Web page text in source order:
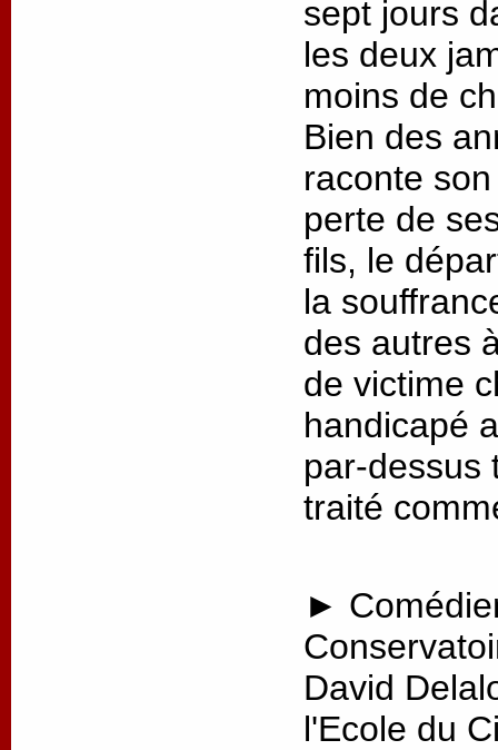
sept jours
les deux
moins de
Bien des
raconte
perte de
fils, le
la
des autres
de victime
handicapé
par-dessus
traité
►
David
l'Ecole du